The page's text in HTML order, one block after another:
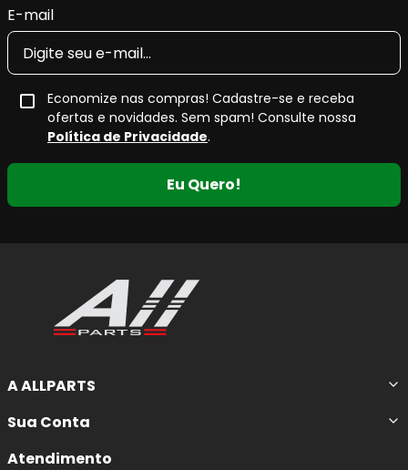
E-mail
Economize nas compras! Cadastre-se e receba
ofertas e novidades. Sem spam! Consulte nossa
Política de Privacidade.
Eu Quero!
A ALLPARTS
Sua Conta
Atendimento